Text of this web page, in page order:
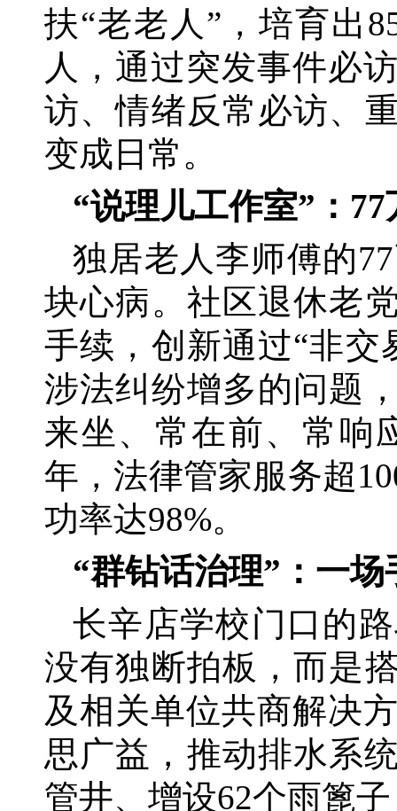
扶“老老人”，培育出
人，通过突发事件必
访、情绪反常必访、
变成日常。
“说理儿工作室”：
独居老人李师傅的
块心病。社区退休老
手续，创新通过“非交
涉法纠纷增多的问题
来坐、常在前、常响
年，法律管家服务超
功率达98%。
“群钻话治理”：一
长辛店学校门口的
没有独断拍板，而是
及相关单位共商解决
思广益，推动排水系
管井、增设62个雨篦